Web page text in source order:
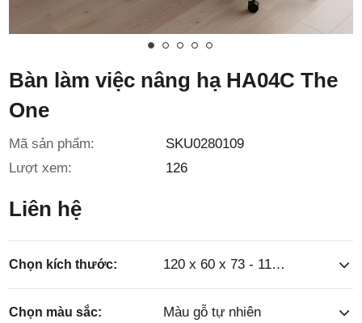
Tiền Lân,
xã Bà
Điểm,
Bàn làm việc nâng hạ HA04C The
One
Mã sản phẩm:
SKU0280109
Lượt xem:
126
Liên hệ
Chọn kích thước: 120 x 60 x 73 - 117cm
Chọn màu sắc: Màu gỗ tự nhiên